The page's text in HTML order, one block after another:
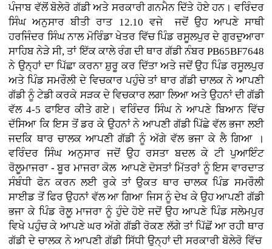
ਪੰਜਾਬ ਵੱਲੋਂ ਬੋਲੇਰੋ ਗੱਡੀ ਅਤੇ ਸਰਕਾਰੀ ਗਨਮੈਨ ਦਿੱਤੇ ਹੋਏ ਹਨ। ਵਰਿੰਦਰ
ਸਿੰਘ ਅਨੁਸਾਰ ਬੀਤੀ ਰਾਤ 12.10 ਵਜੇ ਜਦੋਂ ਉਹ ਆਪਣੇ ਸਾਥੀ
ਹਰਜਿੰਦਰ ਸਿੰਘ ਨਾਲ ਮੋਰਿੰਡਾ ਖੇਤਰ ਵਿੱਚ ਪਿੰਡ ਰਸੂਲਪੁਰ ਦੇ ਗੁਰਦੁਆਰਾ
ਸਾਹਿਬ ਨੇੜੇ ਸੀ, ਤਾਂ ਇੱਕ ਕਾਲੇ ਰੰਗ ਦੀ ਥਾਰ ਗੱਡੀ ਨੰਬਰ PB65BF7648
ਨੇ ਉਨ੍ਹਾਂ ਦਾ ਪਿੱਛਾ ਕਰਨਾ ਸ਼ੁਰੂ ਕਰ ਦਿੱਤਾ ਅਤੇ ਜਦੋਂ ਉਹ ਪਿੰਡ ਰਸੂਲਪੁਰ
ਅਤੇ ਪਿੰਡ ਸਮਰੌਲੀ ਦੇ ਵਿਚਕਾਰ ਪਹੁੰਚੇ ਤਾਂ ਥਾਰ ਗੱਡੀ ਚਾਲਕ ਨੇ ਆਪਣੀ
ਗੱਡੀ ਨੂੰ ਟੇਡੀ ਕਰਕੇ ਸੜਕ ਦੇ ਵਿਚਕਾਰ ਲਗਾ ਲਿਆ ਅਤੇ ਉਹਨਾਂ ਦੀ ਗੱਡੀ
ਵੱਲ 4-5 ਫਾਇਰ ਕੀਤੇ ਗਏ। ਵਰਿੰਦਰ ਸਿੰਘ ਨੇ ਆਪਣੇ ਬਿਆਨ ਵਿੱਚ
ਦੱਸਿਆ ਕਿ ਇਸ ਤੋਂ ਡਰ ਕੇ ਉਹਨਾਂ ਨੇ ਆਪਣੀ ਗੱਡੀ ਪਿੱਛੇ ਵੱਲ ਭਜਾ ਲਈ
ਜਦਕਿ ਥਾਰ ਚਾਲਕ ਆਪਣੀ ਗੱਡੀ ਨੂੰ ਅੱਗੇ ਵੱਲ ਭਜਾ ਕੇ ਲੈ ਗਿਆ ।
ਵਰਿੰਦਰ ਸਿੰਘ ਅਨੁਸਾਰ ਜਦੋਂ ਉਹ ਰਸਤਾ ਬਦਲ ਕੇ ਟੀ ਪੁਆਇੰਟ
ਰੋਲੂਮਾਜਰਾ - ਬੂਰ ਮਾਜਰਾ ਕੋਲ ਆਪਣੇ ਦੋਸਤਾਂ ਮਿੱਤਰਾਂ ਨੂੰ ਇਸ ਵਾਰਦਾਤ
ਸੰਬੰਧੀ ਫੋਨ ਕਰਨ ਲਈ ਰੁਕੇ ਤਾਂ ਉਕਤ ਥਾਰ ਚਾਲਕ ਪਿੰਡ ਸਮਰੌਲੀ
ਸਾਈਡ ਤੋਂ ਫਿਰ ਉਹਨਾਂ ਵੱਲ ਆ ਗਿਆ ਜਿਸ ਨੂੰ ਦੇਖ ਕੇ ਉਹ ਆਪਣੀ ਗੱਡੀ
ਭਜਾ ਕੇ ਪਿੰਡ ਰੋਲੂ ਮਾਜਰਾ ਨੂੰ ਹੁੰਦੇ ਹੋਏ ਜਦੋਂ ਉਹ ਆਪਣੇ ਪਿੰਡ ਸਲੇਮਪੁਰ
ਵਿਖੇ ਪਹੁੰਚ ਕੇ ਆਪਣੇ ਘਰ ਅੱਗੇ ਗੱਡੀ ਰੋਕਣ ਲੱਗੇ ਤਾਂ ਪਿੱਛੋਂ ਆ ਰਹੀ ਥਾਰ
ਗੱਡੀ ਦੇ ਚਾਲਕ ਨੇ ਆਪਣੀ ਗੱਡੀ ਸਿੱਧੀ ਉਨ੍ਹਾਂ ਦੀ ਸਰਕਾਰੀ ਬੋਲੇਰੋ ਵਿੱਚ